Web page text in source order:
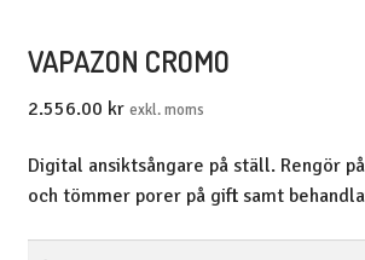
VAPAZON CROMO
2.556.00 kr exkl. moms
Digital ansiktsångare på ställ. Rengör
och tömmer porer på gift samt